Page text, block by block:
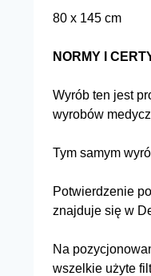
80 x 145 cm
NORMY I
Wyrób ten jest
wyrobów
Tym samym
Potwierdzenie
znajduje się w
Na
wszelkie użyte